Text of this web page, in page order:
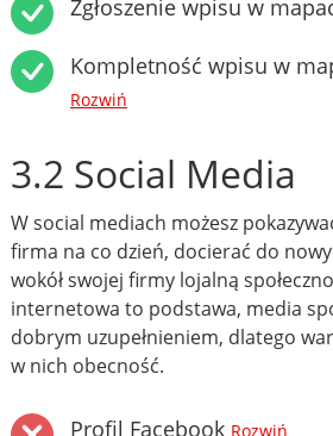
Zgłoszenie wpisu w
Kompletność wpisu w
Rozwiń
3.2 Social Media
W social mediach możesz
firma na co dzień, docierać do
wokół swojej firmy lojalną
internetowa to podstawa, media
dobrym uzupełnieniem, dlatego
w nich obecność.
Profil Facebook